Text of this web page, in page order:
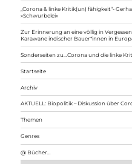
„Corona & linke Kritik(un) fähigkeit“-
»Schwurbelei«
Zur Erinnerung an eine völlig in
Karawane indischer Bauer*innen in
Sonderseiten zu…Corona und die linke
Startseite
Archiv
AKTUELL: Biopolitik – Diskussion über
Themen
Genres
@ Bücher…